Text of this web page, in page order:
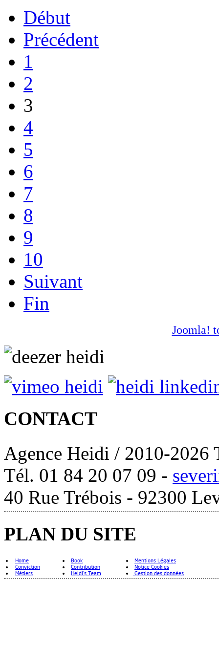
Début
Précédent
1
2
3
4
5
6
7
8
9
10
Suivant
Fin
Joomla!
CONTACT
Agence Heidi / 2010-2026
Tél. 01 84 20 07 09 -
40 Rue Trébois - 92300
PLAN DU SITE
Home
Conviction
Métiers
Book
Contribution
Heidi's Team
Mentions Légales
Notice Cookies
Gestion des données